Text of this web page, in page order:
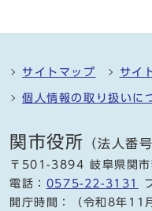
サイトマップ サイ
個人情報の取り扱いに
関市役所 （法人
〒501-3894 岐阜県関市
電話： 0575-22-3131
開庁時間：（令和8年